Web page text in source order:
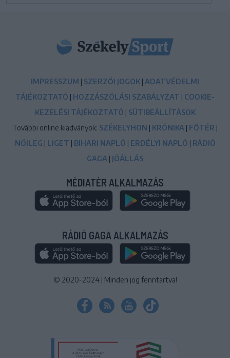
IMPRESSZUM | SZERZŐI JOGOK | ADATVÉDELMI
TÁJÉKOZTATÓ | HOZZÁSZÓLÁSI SZABÁLYZAT | COOKIE-
KEZELÉSI TÁJÉKOZTATÓ | SÜTIBEÁLLÍTÁSOK
További online kiadványok: SZÉKELYHON | KRÓNIKA | FŐTÉR |
NŐILEG | LIGET | BIHARI NAPLÓ | ERDÉLYI NAPLÓ | RÁDIÓ
GAGA | JÓÁLLÁS
MÉDIATÉR ALKALMAZÁS
RÁDIÓ GAGA ALKALMAZÁS
© 2020-2024 | Minden jog fenntartva!